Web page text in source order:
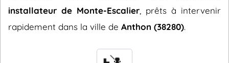
installateur de Monte-Escalier , prêts à intervenir
rapidement dans la ville de Anthon (38280).